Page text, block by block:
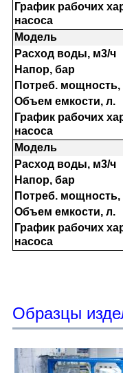
Образцы